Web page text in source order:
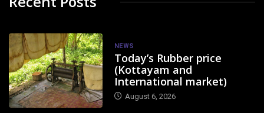
NEWS
Today’s Rubber price
(Kottayam and
International market)
August 6, 2026